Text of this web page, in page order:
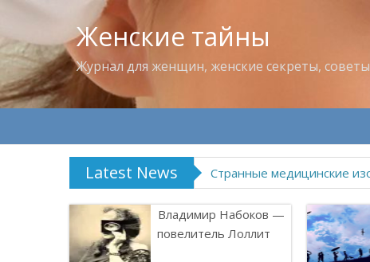
Женские тайны
Журнал для женщин, женские секреты, советы
Latest News Что пить в жару
Владимир Набоков —
повелитель Лоллит